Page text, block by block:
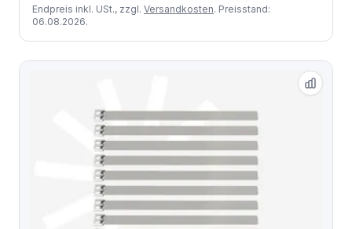
Endpreis inkl. USt., zzgl. Versandkosten. Preisstand:
06.08.2026.